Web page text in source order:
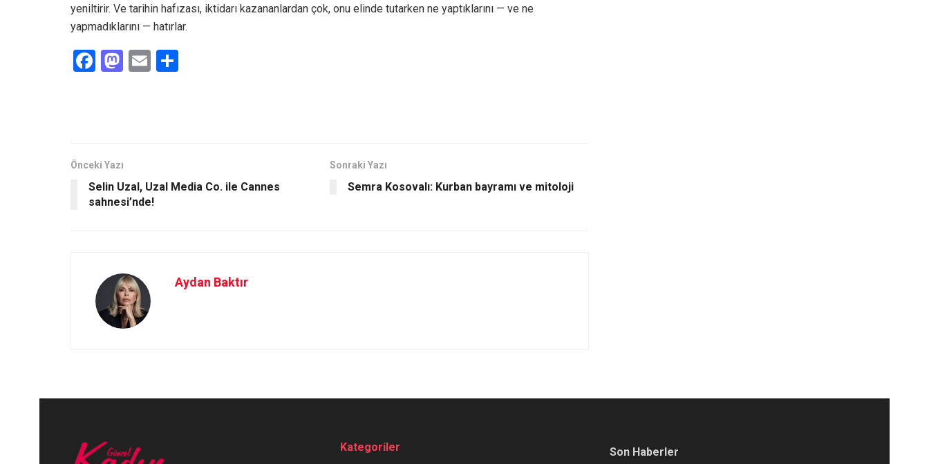
yeniltirir. Ve tarihin hafızası, iktidarı kazananlardan çok, onu elinde tutarken ne yaptıklarını — ve ne
yapmadıklarını — hatırlar.
F
o
k
M
n
E
Önceki Yazı
Selin Uzal, Uzal Media Co. ile Cannes
sahnesi’nde!
Sonraki Yazı
Semra Kosovalı: Kurban bayramı ve mitoloji
Aydan Baktır
Kategoriler Son Haberler